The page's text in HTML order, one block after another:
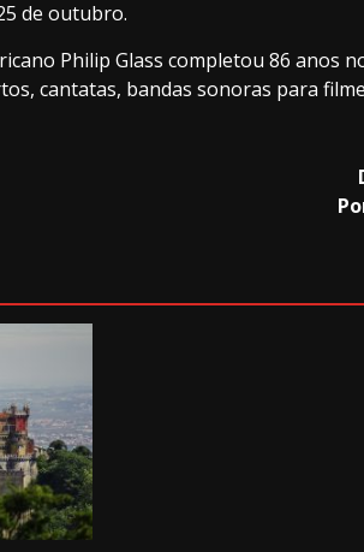
de outubro.
Philip Glass completou 86 anos
cantatas, bandas sonoras para